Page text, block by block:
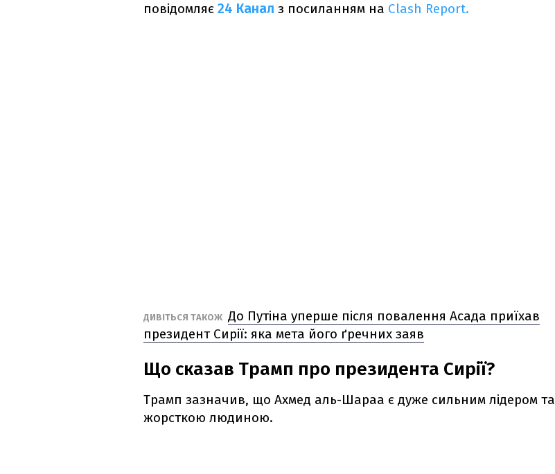
повідомляє 24 Канал з посиланням на Clash Report.
ДИВІТЬСЯ ТАКОЖ До Путіна уперше після повалення Асада приїхав
президент Сирії: яка мета його ґречних заяв
Що сказав Трамп про президента Сирії?
Трамп зазначив, що Ахмед аль-Шараа є дуже сильним лідером та
жорсткою людиною.